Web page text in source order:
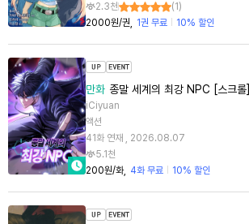
2.3천
(1 )
2000원/권
1권 무료 10% 할인
만화 종말 세계의 최강 NPC [스크롤]
iCiyuan
액션
41화 연재 , 2026.08.07
5.1천
200원/화
4화 무료 10% 할인